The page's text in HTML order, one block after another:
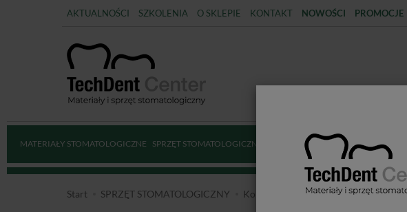
AKTUALNOŚCI SZKOLENIA O SKLEPIE KONTAKT NOWOŚCI PROMOCJE
MATERIAŁY STOMATOLOGICZNE SPRZĘT STOMATOLOGICZNY DEZYNFEKCJA STERYLIZACJA
Start SPRZĘT STOMATOLOGICZNY Końcówki stomatologiczne i akcesoria